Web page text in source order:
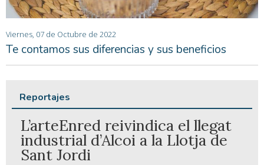
Viernes, 07 de Octubre de 2022
Te contamos sus diferencias y sus beneficios
Reportajes
L’arteEnred reivindica el llegat
industrial d’Alcoi a la Llotja de
Sant Jordi